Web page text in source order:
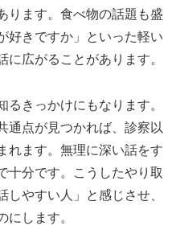
ります。食べ物の話題も盛
好きですか」といった軽い
広がることがあります。
きっかけにもなります。
通点が見つかれば、診察以
れます。無理に深い話をす
十分です。こうしたやり取
しやすい人」と感じさせ、
にします。